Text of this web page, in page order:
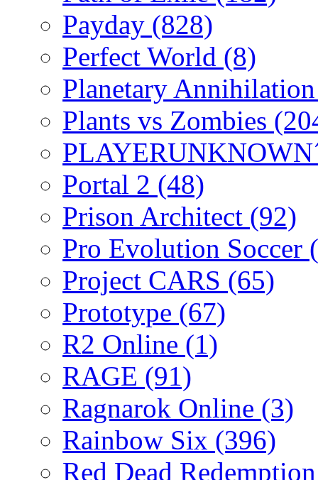
Payday (828)
Perfect World (8)
Planetary
Plants vs Zombies
Portal 2 (48)
Prison Architect (92)
Pro Evolution Soccer
Project CARS (65)
Prototype (67)
R2 Online (1)
RAGE (91)
Ragnarok Online (3)
Rainbow Six (396)
Red Dead